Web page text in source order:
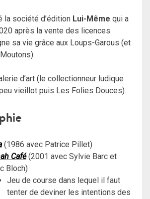
la société d’édition Lui-Même qui a
après la vente des licences.
sa vie grâce aux Loups-Garous (et
d’art (le collectionneur ludique
vieillot puis Les Folies Douces).
(1986 avec Patrice Pillet)
Café(2001 avec Sylvie Barc et
Bloch)
Jeu de course dans lequel il faut
tenter de deviner les intentions des